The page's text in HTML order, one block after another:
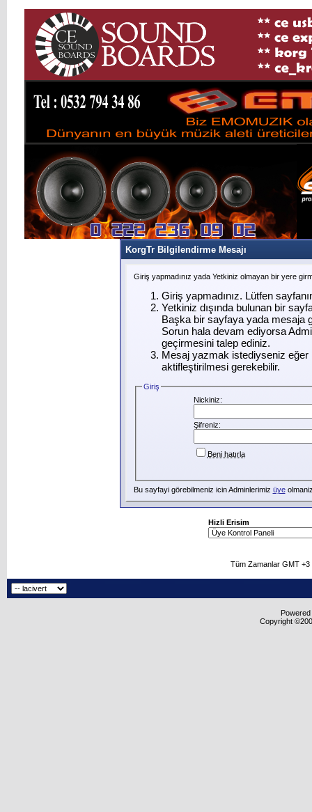
KorgTr Bilgilendirme Mesajı
Giriş yapmadınız yada Yetkiniz olmayan bir yere
Giriş yapmadınız. Lütfen
Yetkiniz dışında bulunan bir
Başka bir sayfaya yada mesaja
Sorun hala devam ediyorsa
geçirmesini talep ediniz.
Mesaj yazmak istediyseniz eğer
aktifleştirilmesi gerekebilir.
Giriş
Nickiniz:
Şifreniz:
Beni hatırla
Bu sayfayi görebilmeniz icin Adminlerimiz üye
Hizli Erisim
Tüm Zamanlar GMT
Copyright